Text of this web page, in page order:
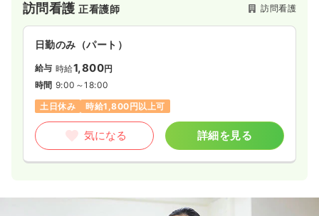
訪問看護正看護師 訪問看護
日勤のみ（パート）
給与 時給1,800円
時間 9:00～18:00
土日休み
時給1,800円以上可
気になる 詳細を見る